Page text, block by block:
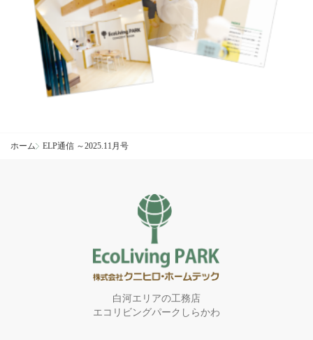
ホーム ELP通信 ～2025.11月号
白河エリアの工務店
エコリビングパークしらかわ